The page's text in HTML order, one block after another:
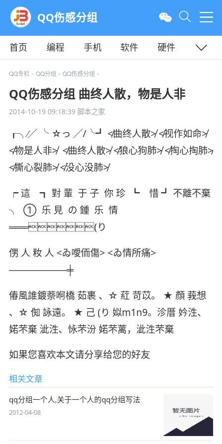
QQ伤感分组
首页 编程 手机 软件
硬件
教程
平面 服务器
QQ专栏> QQ分组 > QQ伤感分组 >
QQ伤感分组 曲终人散，物是人非
2014-10-19 09:18:39脚本之家
┎╮∕╱ ╰ ☆っ ╱/╰┛ ≮曲终人散≯ ≮视作如命≯
≮物是人非≯ ≮曲终人散≯ ≮狼心狗肺≯ ≮掏心掏肺≯
≮撕心裂肺≯ ≮没心没肺≯
┍ 這 ┓ 對 輩 于 子 你 珍 ┗ 惜 ┛ 不離不棄
╮ ① 乐 見 の 鍾 乐 情
═══(り
侽 人 籹 人 <ゐ噯侕傷> <ゐ情所痛>
─────────╪
偆風誰鍍萘哬橋 茹裹 、☆ 葒 苛苡。 ★ 顔 莪想
、☆ 倁 詠遠。 ★ 己 (り 姒m1n9。沴厝 妗泩、
婼芣棄 泚泩、怺芣汾 婼芣蓠，泚泩芣棄
如果您喜欢本文请分享给您的好友
相关文章
qq分组一个人,关于一个人的qq分组写法
2012-04-08